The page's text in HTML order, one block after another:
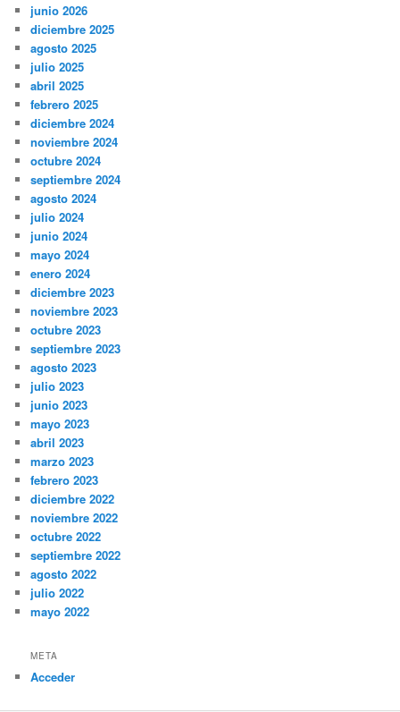
junio 2026
diciembre 2025
agosto 2025
julio 2025
abril 2025
febrero 2025
diciembre 2024
noviembre 2024
octubre 2024
septiembre 2024
agosto 2024
julio 2024
junio 2024
mayo 2024
enero 2024
diciembre 2023
noviembre 2023
octubre 2023
septiembre 2023
agosto 2023
julio 2023
junio 2023
mayo 2023
abril 2023
marzo 2023
febrero 2023
diciembre 2022
noviembre 2022
octubre 2022
septiembre 2022
agosto 2022
julio 2022
mayo 2022
META
Acceder